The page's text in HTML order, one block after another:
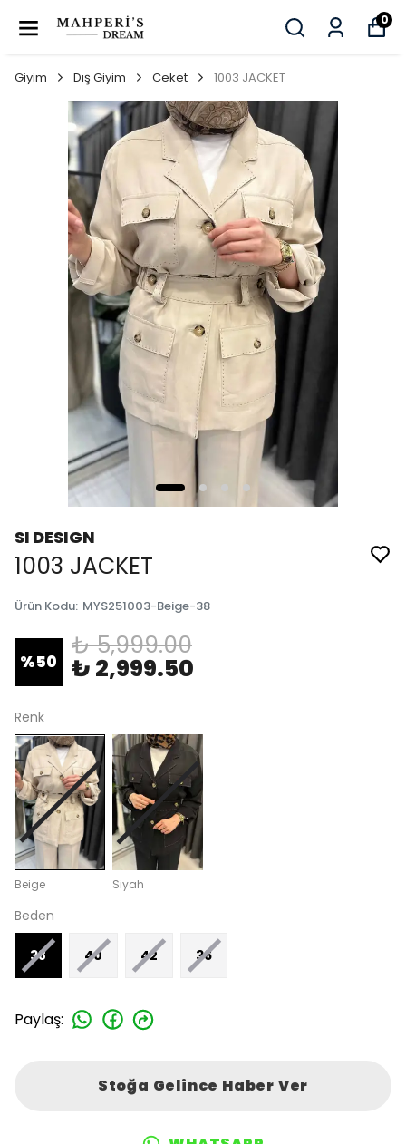
0
Giyim Dış Giyim Ceket 1003 JACKET
SI DESIGN
1003 JACKET
Ürün Kodu: MYS251003-Beige-38
%50
₺ 5,999.00
₺ 2,999.50
Renk
Beige Siyah
Beden
38 40 42 36
Paylaş:
Stoğa Gelince Haber Ver